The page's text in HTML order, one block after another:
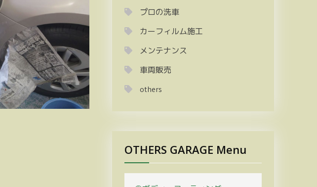
プロの洗車
カーフィルム施工
メンテナンス
車両販売
others
OTHERS GARAGE Menu